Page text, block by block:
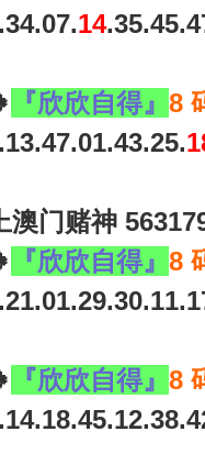
14
『欣欣自得』 8
澳门赌神
『欣欣自得』 8
『欣欣自得』 8